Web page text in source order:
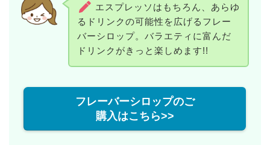
エスプレッソはもちろん、あらゆ
るドリンクの可能性を広げるフレー
バーシロップ。バラエティに富んだ
ドリンクがきっと楽しめます!!
フレーバーシロップのご
購入はこちら>>